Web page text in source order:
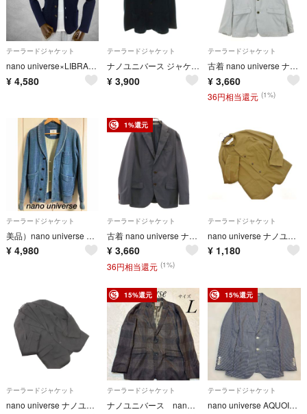
テーラードジャケット
nano universe×LIBRARY TOKYO ニットジャケット 紺色
¥ 4,580
テーラードジャケット
ナノユニバース ジャケット テーラード アウター コットン M 紺 ネイビー
¥ 3,900
テーラードジャケット
古着 nano universe ナノユニバース ストライプ柄 バイカラー 長袖 シアサッカー テーラードジャケット L グレー系 メンズ
¥ 3,660
36円相当還元 (1%)
テーラードジャケット
美品）nano universe デニム調コットンストレッチジャケット
¥ 4,980
1%還元
テーラードジャケット
古着 nano universe ナノユニバース テーラードジャケット 46 グレー メンズ
¥ 3,660
36円相当還元 (1%)
テーラードジャケット
nano universe ナノユニバース ストレッチ テーラード ジャケット sizeS/カーキ ■◇ メンズ
¥ 1,180
テーラードジャケット
nano universe ナノユニバース by SHELTECH テーラード ジャケット sizeM/黒 ■◇ メンズ
15%還元
テーラードジャケット
ナノユニバース nano universe テーラードジャケット サイズL
15%還元
テーラードジャケット
nano universe AQUOIBONIS テーラードジャケット 46